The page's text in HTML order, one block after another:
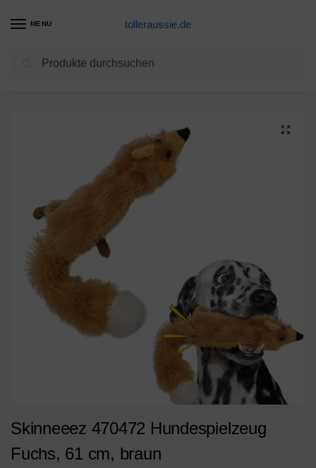
MENU tolleraussie.de
Hundespielzeug Produkte /
Skinneeez 470472 Hundespielzeug
Fuchs, 61 cm, braun